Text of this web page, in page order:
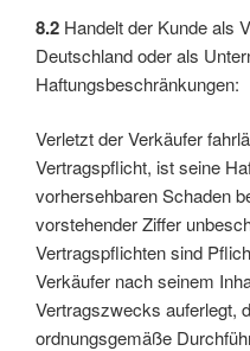
8.2 Handelt der Kunde als
Deutschland oder als
Haftungsbeschränkungen:
Verletzt der Verkäufer
Vertragspflicht, ist seine
vorhersehbaren Schaden
vorstehender Ziffer
Vertragspflichten sind
Verkäufer nach seinem
Vertragszwecks auferlegt,
ordnungsgemäße